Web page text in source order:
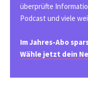
überprüfte
Podcast und viele
Im Jahres-Abo
Wähle jetzt dein